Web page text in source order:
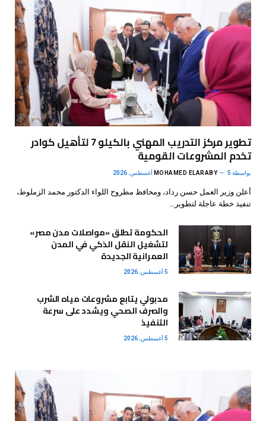
تطوير مركز التدريب المهني بالكيلو 7 لتأهيل كوادر
تخدم المشروعات القومية
بواسطة MOHAMED ELARABY 5 أغسطس، 2026
أعلن وزير العمل حسن رداد، ومحافظ مطروح اللواء الدكتور محمد الزملوط،
تنفيذ خطة عاجلة لتطوير…
الحكومة تطلق «مواصلات مدن مصر»
لتشغيل النقل الذكي في المدن
العمرانية الجديدة
5 أغسطس، 2026
مدبولي يتابع مشروعات مياه الشرب
والصرف الصحي ويشدد على سرعة
التنفيذ
5 أغسطس، 2026